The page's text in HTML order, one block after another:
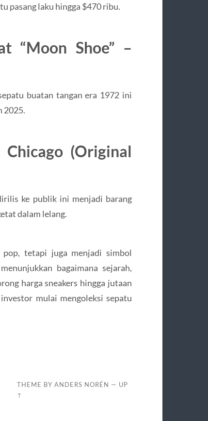
pasang laku hingga $470 ribu.
“Moon Shoe” –
buatan tangan era 1972 ini
2025.
(Original
ke publik ini menjadi barang
dalam lelang.
tetapi juga menjadi simbol
bagaimana sejarah,
harga sneakers hingga jutaan
mulai mengoleksi sepatu
THEME BYANDERS NORÉN — UP
↑